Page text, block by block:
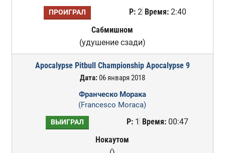
ПРОИГРАЛ Р:2 Время:2:40
Сабмишном
(удушение сзади)
Apocalypse Pitbull Championship Apocalypse 9
Дата:06 января 2018
Франческо Морака
(Francesco Moraca)
ВЫИГРАЛ Р: 1 Время: 00:47
Нокаутом